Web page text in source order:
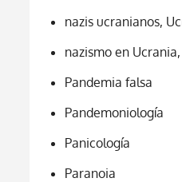
nazis ucranianos,
nazismo en
Pandemia falsa
Pandemoniología
Panicología
Paranoia